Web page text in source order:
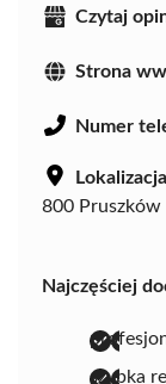
Czytaj
Strona
Numer
800 Pruszków
Najczęściej
szybka